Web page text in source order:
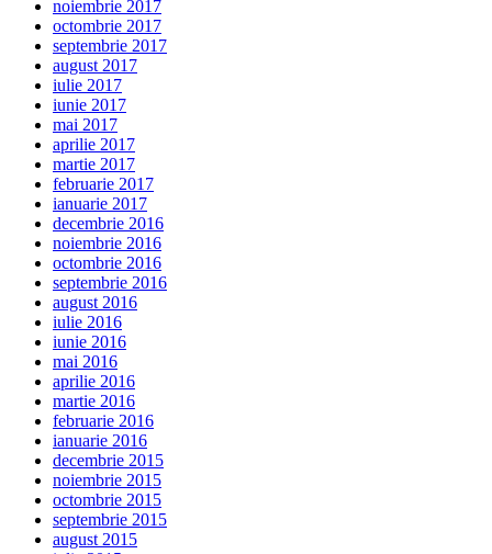
noiembrie 2017
octombrie 2017
septembrie 2017
august 2017
iulie 2017
iunie 2017
mai 2017
aprilie 2017
martie 2017
februarie 2017
ianuarie 2017
decembrie 2016
noiembrie 2016
octombrie 2016
septembrie 2016
august 2016
iulie 2016
iunie 2016
mai 2016
aprilie 2016
martie 2016
februarie 2016
ianuarie 2016
decembrie 2015
noiembrie 2015
octombrie 2015
septembrie 2015
august 2015